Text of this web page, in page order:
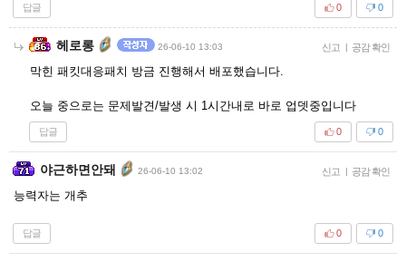
답글 0
0
헤로롱 26-06-10 13:03 신고 | 공감 확인
막힌 패킷대응패치 방금 진행해서 배포했습니다.
오늘 중으로는 문제발견/발생 시 1시간내로 바로 업뎃중입니다
답글 0
0
야근하면안돼 26-06-10 13:02 신고 | 공감 확인
능력자는 개추
답글 0
0